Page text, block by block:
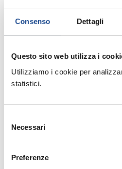
Consenso Dettagli
Questo sito web utilizza i
Utilizziamo i cookie per
statistici.
delNecessari
Preferenze
La cittadinanza
Seminario di aggiornamento
Comune di Torre del Greco